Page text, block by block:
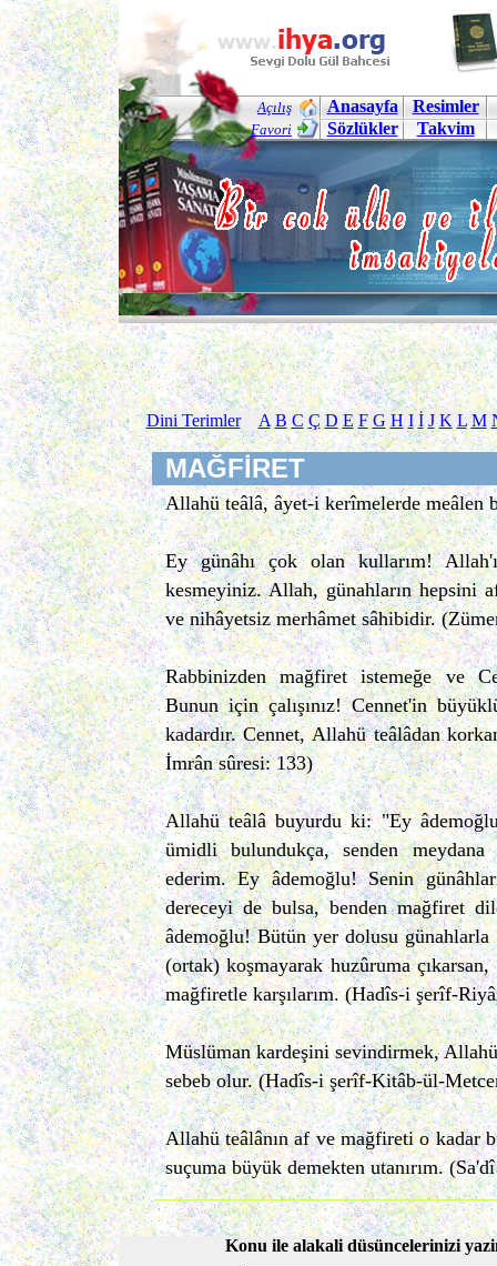
Açılış
Favori
Anasayfa
Resimler
Sözlükler
Takvim
Dini Terimler A B C Ç D E F G H I İ J K L M
MAĞFİRET
Allahü teâlâ, âyet-i kerîmelerde meâlen
Ey günâhı çok olan kullarım!
kesmeyiniz. Allah, günahların hepsini
ve nihâyetsiz merhâmet sâhibidir.
Rabbinizden mağfiret istemeğe ve
Bunun için çalışınız! Cennet'in
kadardır. Cennet, Allahü teâlâdan
İmrân sûresi: 133)
Allahü teâlâ buyurdu ki: "Ey
ümidli bulundukça, senden meydana
ederim. Ey âdemoğlu! Senin
dereceyi de bulsa, benden mağfiret
âdemoğlu! Bütün yer dolusu
(ortak) koşmayarak huzûruma
mağfiretle karşılarım. (Hadîs-i şerîf-
Müslüman kardeşini sevindirmek,
sebeb olur. (Hadîs-i şerîf-Kitâb-ül-
Allahü teâlânın af ve mağfireti o kadar
suçuma büyük demekten utanırım.
Konu ile alakali düsüncelerinizi